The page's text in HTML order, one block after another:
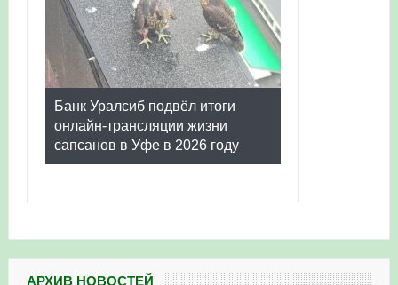
Банк Уралсиб подвёл итоги
онлайн-трансляции жизни
сапсанов в Уфе в 2026 году
АРХИВ НОВОСТЕЙ